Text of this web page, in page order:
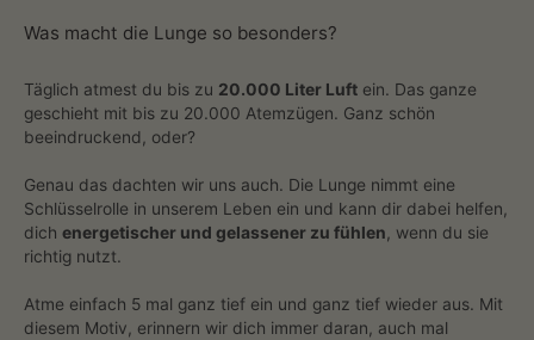
Was macht die Lunge so besonders?
Täglich atmest du bis zu 20.000 Liter Luft ein. Das ganze
geschieht mit bis zu 20.000 Atemzügen. Ganz schön
beeindruckend, oder?
Genau das dachten wir uns auch. Die Lunge nimmt eine
Schlüsselrolle in unserem Leben ein und kann dir dabei helfen,
dich energetischer und gelassener zu fühlen, wenn du sie
richtig nutzt.
Atme einfach 5 mal ganz tief ein und ganz tief wieder aus. Mit
diesem Motiv, erinnern wir dich immer daran, auch mal